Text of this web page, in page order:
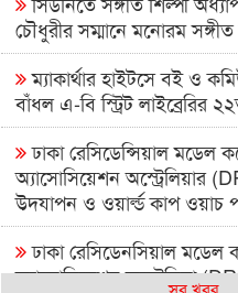
চৌধুরীর সম্মানে মনোরম
ম্যাকার্থার হাইটসে বই ও
বাঁধল এ-বি স্ট্রিট লাইব্রেরির
ঢাকা রেসিডেন্সিয়াল মডেল
অ্যাসোসিয়েশন অস্ট্রেলিয়ার
উদযাপন ও ওয়ার্ল্ড কাপ ওয়াচ
ঢাকা রেসিডেনসিয়াল মডেল
অ্যাসোসিয়েশন অস্ট্রেলিয়া
সব খবর